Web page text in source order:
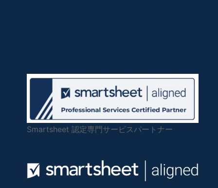
Smartsheet 認定専門サービスパートナー